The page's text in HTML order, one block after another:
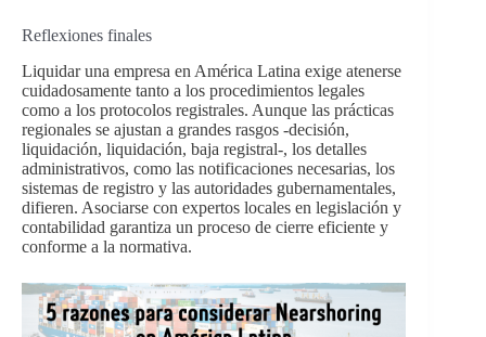
Reflexiones finales
Liquidar una empresa en América Latina exige atenerse
cuidadosamente tanto a los procedimientos legales
como a los protocolos registrales. Aunque las prácticas
regionales se ajustan a grandes rasgos -decisión,
liquidación, liquidación, baja registral-, los detalles
administrativos, como las notificaciones necesarias, los
sistemas de registro y las autoridades gubernamentales,
difieren. Asociarse con expertos locales en legislación y
contabilidad garantiza un proceso de cierre eficiente y
conforme a la normativa.